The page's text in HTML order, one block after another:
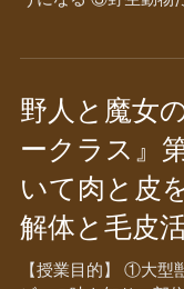
る ②痕跡から動物の
感する 【授業内容】
師と雪山へ出かけま
跡が残りやすく、見
追跡する「忍び...
野人と魔女
ークラス』
いて肉と皮